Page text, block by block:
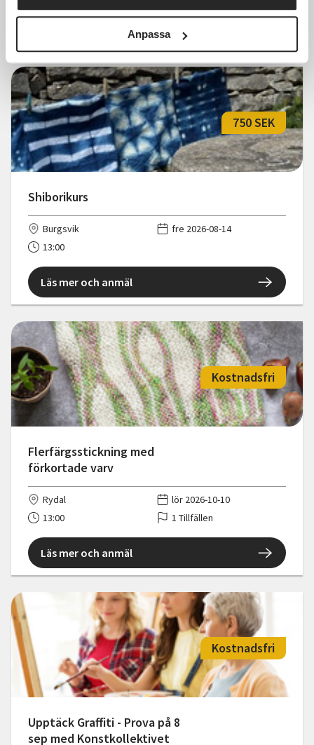
Anpassa
Läs mer och anmäl
Shiborikurs
750 SEK
Burgsvik
fre 2026-08-14
13:00
Läs mer och anmäl
Flerfärgsstickning med
förkortade varv
Kostnadsfri
Rydal
lör 2026-10-10
13:00
1 Tillfällen
Läs mer och anmäl
Upptäck Graffiti - Prova på 8
sep med Konstkollektivet
Kostnadsfri